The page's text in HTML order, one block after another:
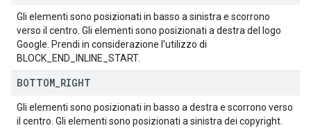
Gli elementi sono posizionati in basso a sinistra e scorrono
verso il centro. Gli elementi sono posizionati a destra del logo
Google. Prendi in considerazione l'utilizzo di
BLOCK_END_INLINE_START.
BOTTOM RIGHT
Gli elementi sono posizionati in basso a destra e scorrono verso
il centro. Gli elementi sono posizionati a sinistra dei copyright.